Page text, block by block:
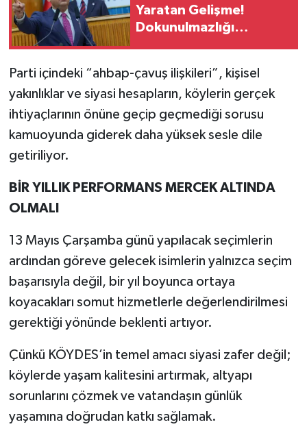
Yaratan Gelişme!
Dokunulmazlığı
Parti içindeki “ahbap-çavuş ilişkileri”, kişisel
yakınlıklar ve siyasi hesapların, köylerin gerçek
ihtiyaçlarının önüne geçip geçmediği sorusu
kamuoyunda giderek daha yüksek sesle dile
getiriliyor.
BİR YILLIK PERFORMANS MERCEK ALTINDA
OLMALI
13 Mayıs Çarşamba günü yapılacak seçimlerin
ardından göreve gelecek isimlerin yalnızca seçim
başarısıyla değil, bir yıl boyunca ortaya
koyacakları somut hizmetlerle değerlendirilmesi
gerektiği yönünde beklenti artıyor.
Çünkü KÖYDES’in temel amacı siyasi zafer değil;
köylerde yaşam kalitesini artırmak, altyapı
sorunlarını çözmek ve vatandaşın günlük
yaşamına doğrudan katkı sağlamak.